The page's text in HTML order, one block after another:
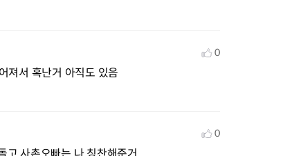
0
져서 혹난거 아직도 있음
0